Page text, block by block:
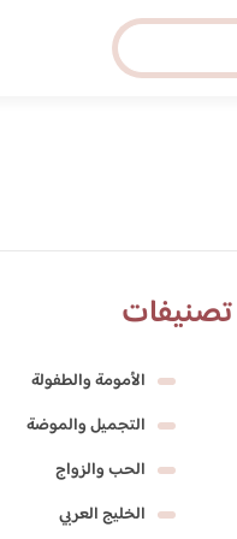
تصنيفات
الأمومة والطفولة
التجميل والموضة
الحب والزواج
الخليج العربي